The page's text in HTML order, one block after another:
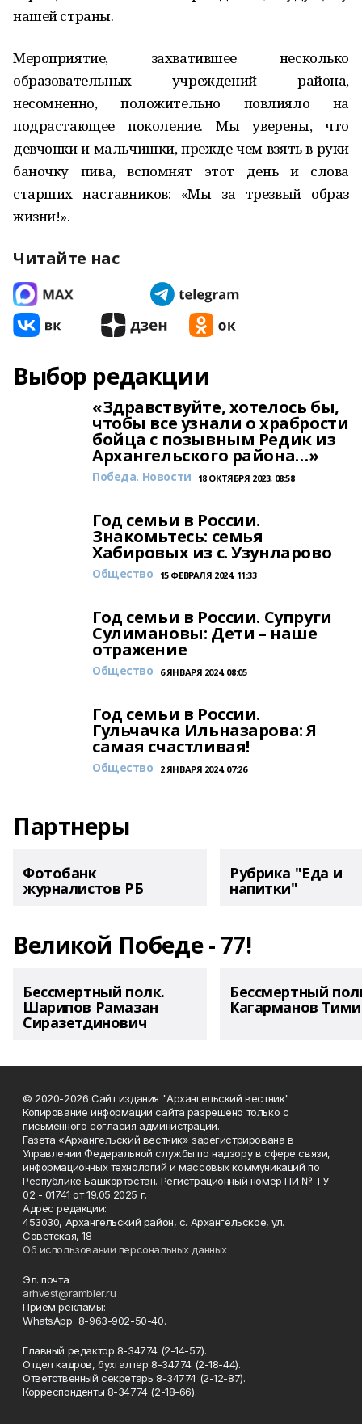
нашей страны.
Мероприятие, захватившее несколько
образовательных учреждений района,
несомненно, положительно повлияло на
подрастающее поколение. Мы уверены, что
девчонки и мальчишки, прежде чем взять в руки
баночку пива, вспомнят этот день и слова
старших наставников: «Мы за трезвый образ
жизни!».
Читайте нас
Выбор редакции
«Здравствуйте, хотелось бы,
чтобы все узнали о храбрости
бойца с позывным Редик из
Архангельского района…»
Победа. Новости 18 ОКТЯБРЯ 2023, 08:58
Год семьи в России.
Знакомьтесь: семья
Хабировых из с. Узунларово
Общество 15 ФЕВРАЛЯ 2024, 11:33
Год семьи в России. Супруги
Сулимановы: Дети – наше
отражение
Общество 6 ЯНВАРЯ 2024, 08:05
Год семьи в России.
Гульчачка Ильназарова: Я
самая счастливая!
Общество 2 ЯНВАРЯ 2024, 07:26
Партнеры
Фотобанк
журналистов РБ
Рубрика "Еда и
напитки"
Великой Победе - 77!
Бессмертный полк.
Шарипов Рамазан
Сиразетдинович
Бессмертный
Кагарманов
© 2020-2026 Сайт издания "Архангельский вестник"
Копирование информации сайта разрешено только с
письменного согласия администрации.
Газета «Архангельский вестник» зарегистрирована в
Управлении Федеральной службы по надзору в сфере связи,
информационных технологий и массовых коммуникаций по
Республике Башкортостан. Регистрационный номер ПИ № ТУ
02 - 01741 от 19.05.2025 г.
Адрес редакции:
453030, Архангельский район, с. Архангельское, ул.
Советская, 18
Об использовании персональных данных
Эл. почта
arhvest@rambler.ru
Прием рекламы:
WhatsApp 8-963-902-50-40.
Главный редактор 8-34774 (2-14-57).
Отдел кадров, бухгалтер 8-34774 (2-18-44).
Ответственный секретарь 8-34774 (2-12-87).
Корреспонденты 8-34774 (2-18-66).